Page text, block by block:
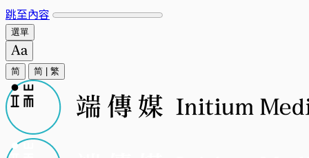
跳至內容
選單
简 简 繁